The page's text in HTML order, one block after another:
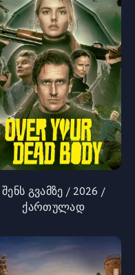
შენს გვამზე / 2026 /
ქართულად